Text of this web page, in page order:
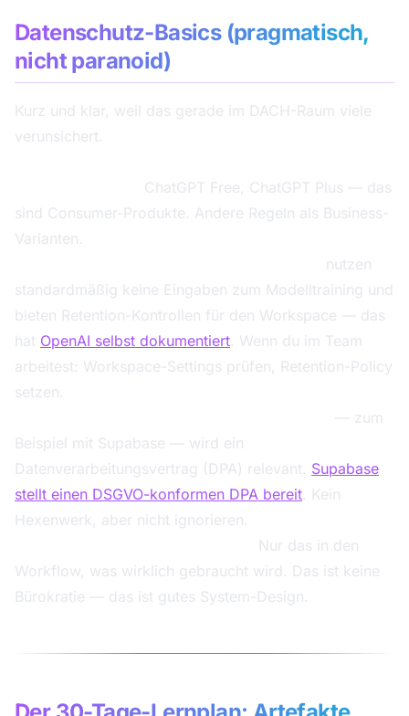
Datenschutz-Basics (pragmatisch,
nicht paranoid)
Kurz und klar, weil das gerade im DACH-Raum viele
verunsichert.
ChatGPT Free, ChatGPT Plus — das
sind Consumer-Produkte. Andere Regeln als Business-
Varianten.
nutzen
standardmäßig keine Eingaben zum Modelltraining und
bieten Retention-Kontrollen für den Workspace — das
hat OpenAI selbst dokumentiert. Wenn du im Team
arbeitest: Workspace-Settings prüfen, Retention-Policy
setzen.
— zum
Beispiel mit Supabase — wird ein
Datenverarbeitungsvertrag (DPA) relevant. Supabase
stellt einen DSGVO-konformen DPA bereit. Kein
Hexenwerk, aber nicht ignorieren.
Nur das in den
Workflow, was wirklich gebraucht wird. Das ist keine
Bürokratie — das ist gutes System-Design.